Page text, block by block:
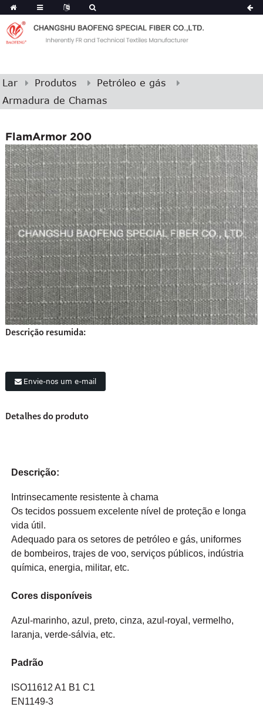
Lar Produtos
Petróleo e gás
Armadura de Chamas
FlamArmor 200
Descrição resumida:
Envie-nos um e-mail
Detalhes do produto
Descrição:
Intrinsecamente resistente à chama
Os tecidos possuem excelente nível de proteção e longa
vida útil.
Adequado para os setores de petróleo e gás, uniformes
de bombeiros, trajes de voo, serviços públicos, indústria
química, energia, militar, etc.
Cores disponíveis
Azul-marinho, azul, preto, cinza, azul-royal, vermelho,
laranja, verde-sálvia, etc.
Padrão
ISO11612 A1 B1 C1
EN1149-3